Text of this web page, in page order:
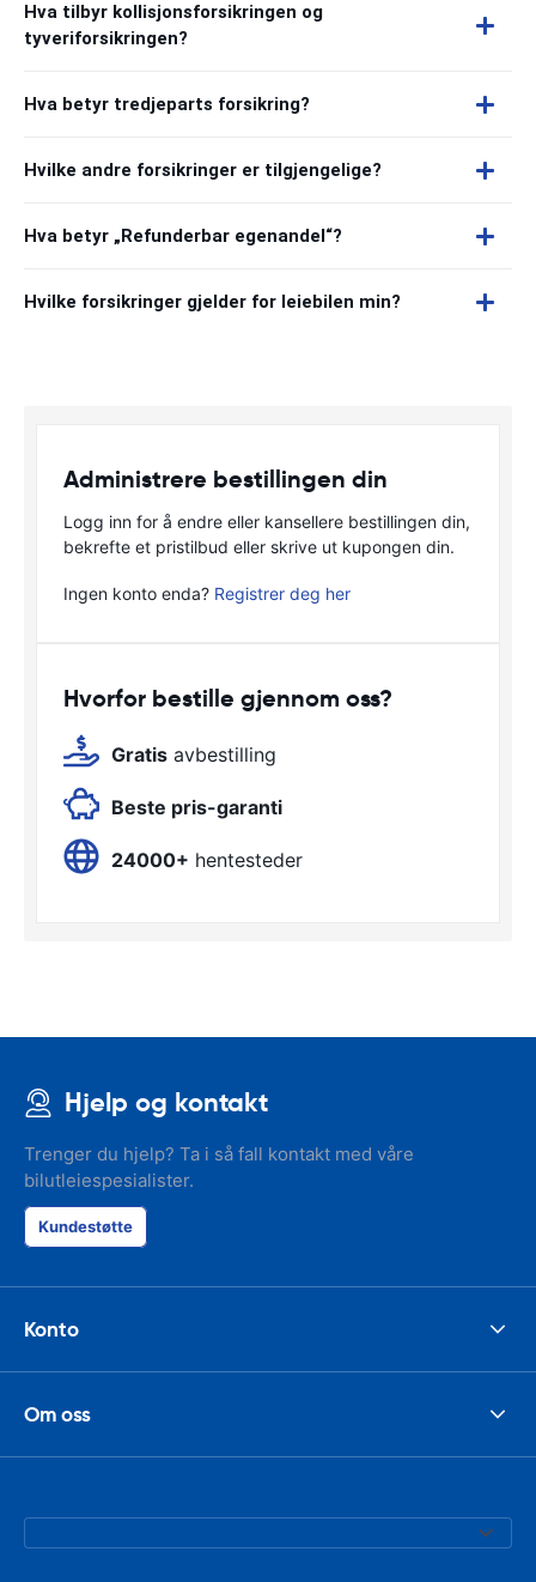
Hva tilbyr kollisjonsforsikringen og
tyveriforsikringen?
Hva betyr tredjeparts forsikring?
Hvilke andre forsikringer er tilgjengelige?
Hva betyr „Refunderbar egenandel“?
Hvilke forsikringer gjelder for leiebilen min?
Administrere bestillingen din
Logg inn for å endre eller kansellere bestillingen din,
bekrefte et pristilbud eller skrive ut kupongen din.
Ingen konto enda? Registrer deg her
Hvorfor bestille gjennom oss?
Gratis avbestilling
Beste pris-garanti
24000+ hentesteder
Hjelp og kontakt
Trenger du hjelp? Ta i så fall kontakt med våre
bilutleiespesialister.
Kundestøtte
Konto
Om oss